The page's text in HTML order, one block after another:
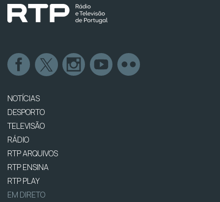
NOTÍCIAS
DESPORTO
TELEVISÃO
RÁDIO
RTP ARQUIVOS
RTP ENSINA
RTP PLAY
EM DIRETO